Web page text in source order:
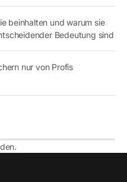
beinhalten und warum sie
Bedeutung sind
nur von Profis